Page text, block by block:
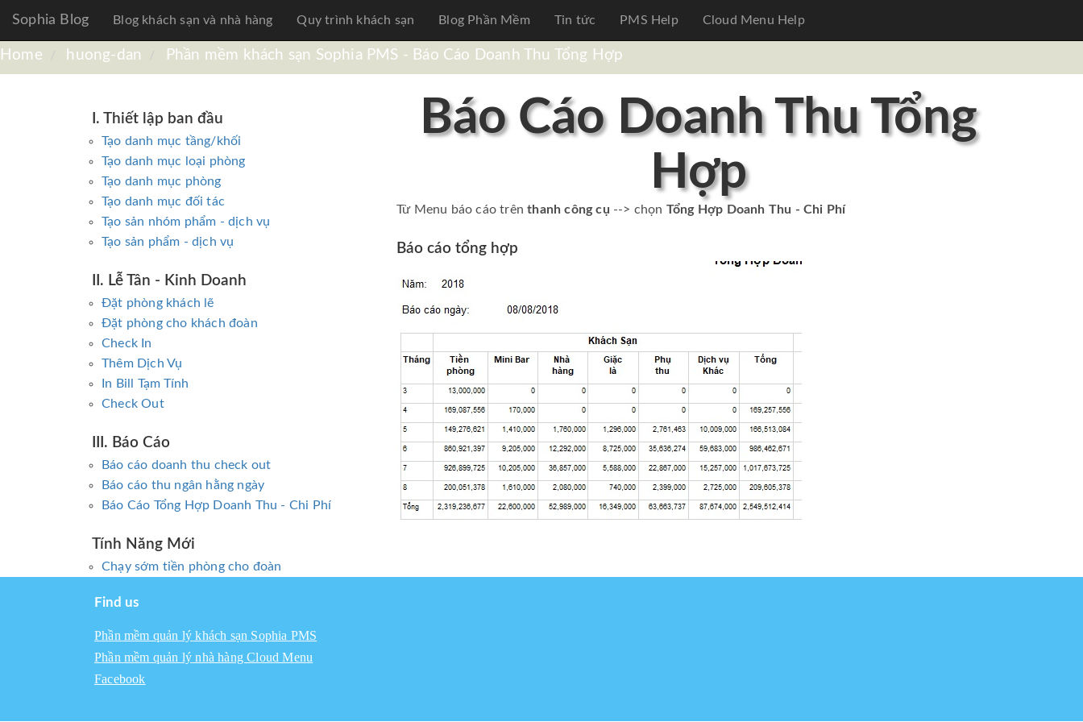
Sophia Blog Blog khách sạn và nhà hàng Quy trình khách sạn Blog Phần Mềm Tin tức PMS Help Cloud Menu Help
Home huong-dan Phần mềm khách sạn Sophia PMS - Báo Cáo Doanh Thu Tổng Hợp
I. Thiết lập ban đầu
Tạo danh mục tầng/khối
Tạo danh mục loại phòng
Tạo danh mục phòng
Tạo danh mục đối tác
Tạo sản nhóm phẩm - dịch vụ
Tạo sản phẩm - dịch vụ
II. Lễ Tân - Kinh Doanh
Đặt phòng khách lẽ
Đặt phòng cho khách đoàn
Check In
Thêm Dịch Vụ
In Bill Tạm Tính
Check Out
III. Báo Cáo
Báo cáo doanh thu check out
Báo cáo thu ngân hằng ngày
Báo Cáo Tổng Hợp Doanh Thu - Chi Phí
Tính Năng Mới
Chạy sớm tiền phòng cho đoàn
Báo Cáo Doanh Thu Tổng
Hợp
Từ Menu báo cáo trênthanh công cụ --> chọn Tổng Hợp Doanh Thu - Chi Phí
Báo cáo tổng hợp
Find us
Phần mềm quản lý khách sạn Sophia PMS
Phần mềm quản lý nhà hàng Cloud Menu
Facebook